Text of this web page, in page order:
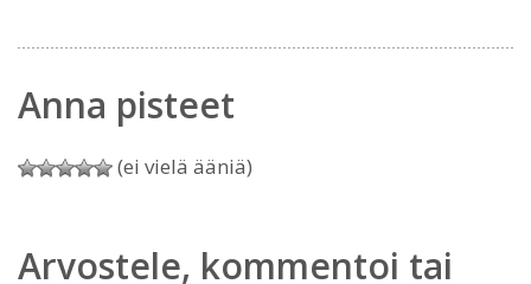
Anna pisteet
(ei vielä ääniä)
Arvostele, kommentoi tai